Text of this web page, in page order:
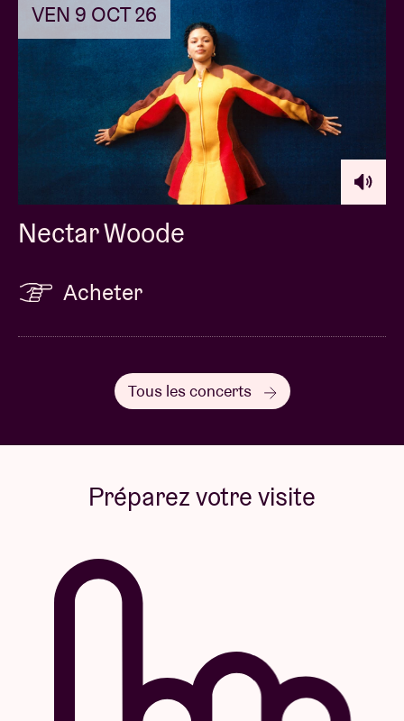
VEN 9 OCT 26
Nectar Woode
Acheter
Tous les concerts
Préparez votre visite